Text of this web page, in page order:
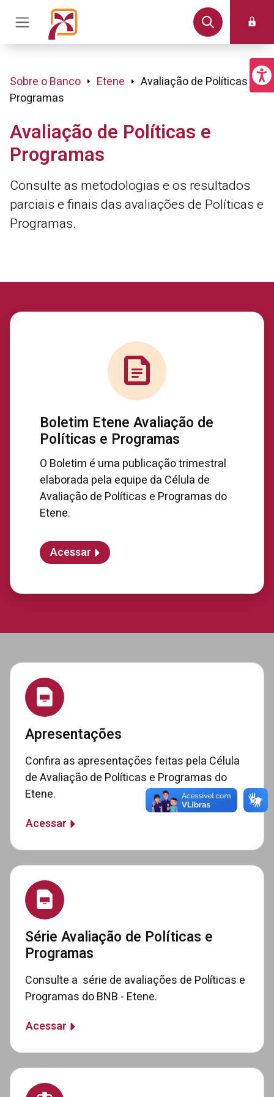
Sobre o Banco Etene
Avaliação de Políticas e
Programas
Avaliação de Políticas e
Programas
Consulte as metodologias e os resultados
parciais e finais das avaliações de Políticas e
Programas.
Boletim Etene Avaliação de
Políticas e Programas
O Boletim é uma publicação trimestral
elaborada pela equipe da Célula de
Avaliação de Políticas e Programas do
Etene.
Acessar
Apresentações
Confira as apresentações feitas pela Célula
de Avaliação de Políticas e Programas do
Etene.
Acessar
Série Avaliação de Políticas e
Programas
Consulte a série de avaliações de Políticas e
Programas do BNB - Etene.
Acessar